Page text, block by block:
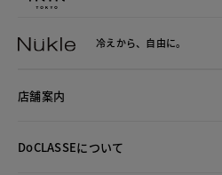
冷えから、 自由に。
店舗案内
DoCLASSEについて